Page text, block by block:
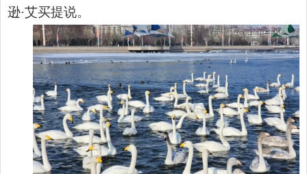
逊·艾买提说。